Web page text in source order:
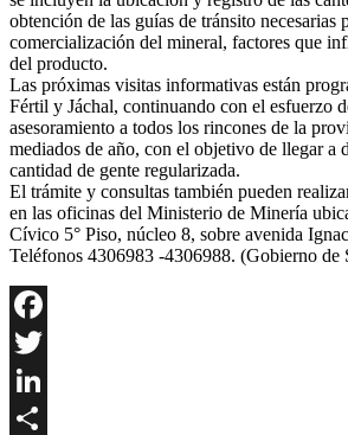
obtención de las guías de tránsito necesarias
comercialización del mineral, factores que
del producto.
Las próximas visitas informativas están
Fértil y Jáchal, continuando con el esfuerzo
asesoramiento a todos los rincones de la
mediados de año, con el objetivo de llegar a
cantidad de gente regularizada.
El trámite y consultas también pueden
en las oficinas del Ministerio de Minería
Cívico 5° Piso, núcleo 8, sobre avenida
Teléfonos 4306983 -4306988. (Gobierno de
Facebook
Twitter
LinkedIn